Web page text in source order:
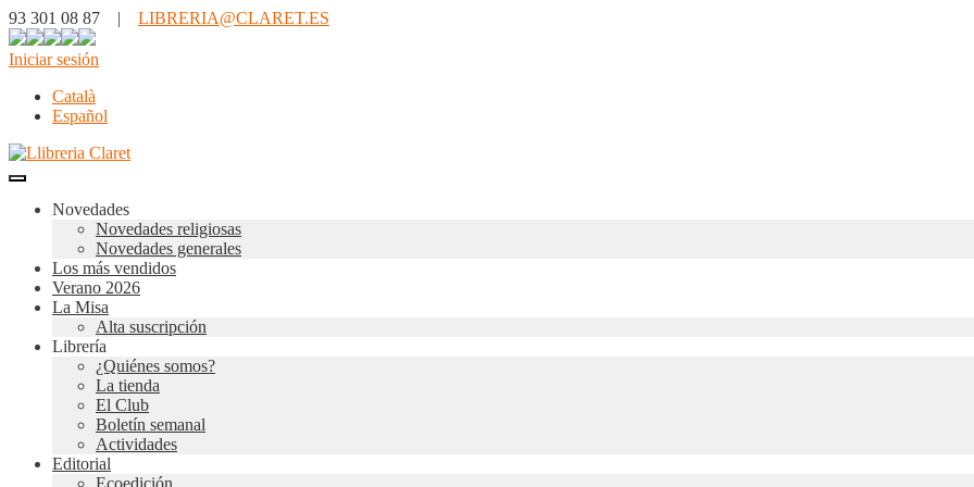
93 301 08 87 | LIBRERIA@CLARET.ES
Iniciar sesión
Català
Español
Novedades
Novedades religiosas
Novedades generales
Los más vendidos
Verano 2026
La Misa
Alta suscripción
Librería
¿Quiénes somos?
La tienda
El Club
Boletín semanal
Actividades
Editorial
Ecoedición